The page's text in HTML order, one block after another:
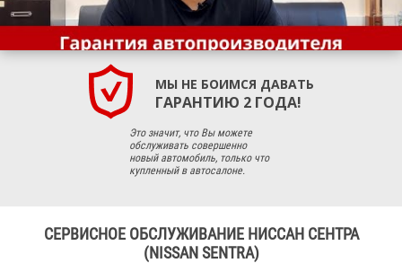
МЫ НЕ БОИМСЯ ДАВАТЬ
ГАРАНТИЮ 2 ГОДА!
Это значит, что Вы можете
обслуживать совершенно
новый автомобиль, только что
купленный в автосалоне.
СЕРВИСНОЕ ОБСЛУЖИВАНИЕ НИССАН СЕНТРА
(NISSAN SENTRA)